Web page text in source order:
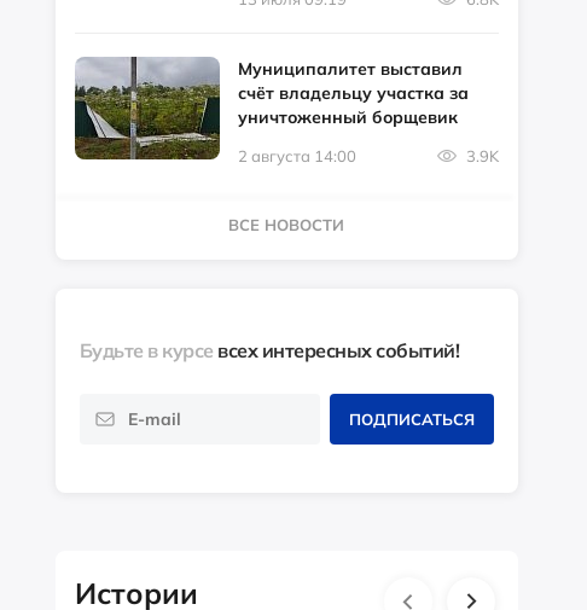
Муниципалитет выставил
счёт владельцу участка за
уничтоженный борщевик
2 августа 14:00 3.9K
ВСЕ НОВОСТИ
Будьте в курсе всех интересных событий!
ПОДПИСАТЬСЯ
Истории